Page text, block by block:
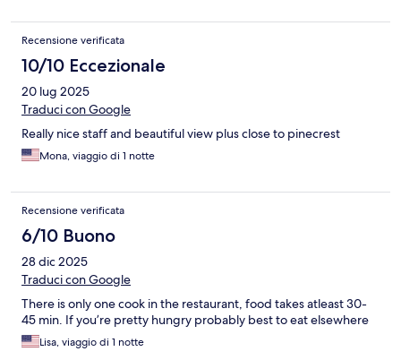
Recensione verificata
10/10 Eccezionale
20 lug 2025
Traduci con Google
Really nice staff and beautiful view plus close to pinecrest
Mona, viaggio di 1 notte
Recensione verificata
6/10 Buono
28 dic 2025
Traduci con Google
There is only one cook in the restaurant, food takes atleast 30-
45 min. If you’re pretty hungry probably best to eat elsewhere
Lisa, viaggio di 1 notte